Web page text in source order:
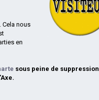
. Cela nous
en
sous peine de suppression